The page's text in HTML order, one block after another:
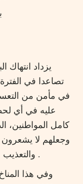
يزداد
تصاعدا في
في مأمن من
عليه في أي
كامل المواطنين،
وجعلهم لا يشعرون
والتعذيب الذي يتوج عادة بتلفيق قضية إجرامية .